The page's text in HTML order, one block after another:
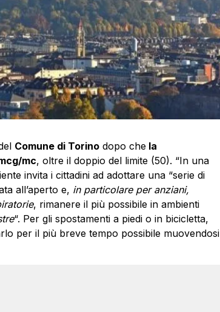
Comune di Torinodopo chela
mc, oltre il doppio del limite (50). “In una
invita i cittadini ad adottare una “serie di
all’aperto e, in particolare per anziani,
, rimanere il più possibile in ambienti
“. Per gli spostamenti a piedi o in bicicletta,
per il più breve tempo possibile muovendosi